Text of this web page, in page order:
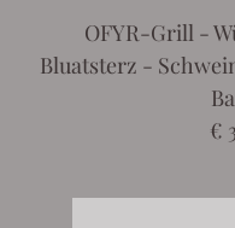
OFYR-Grill -
Bluatsterz -
€